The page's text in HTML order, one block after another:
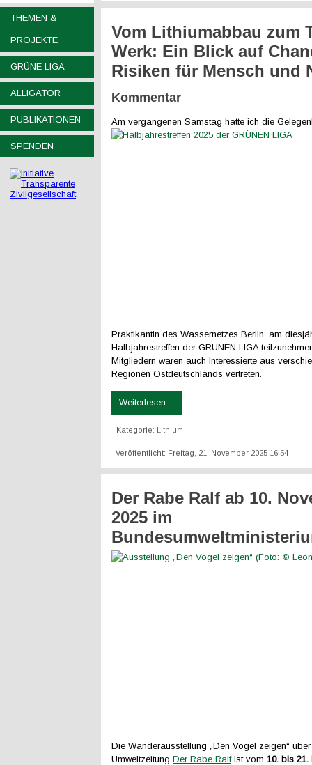
THEMEN &
PROJEKTE
GRÜNE LIGA
ALLIGATOR
PUBLIKATIONEN
SPENDEN
Vom Lithiumabbau zum
Werk: Ein Blick auf
Risiken für Mensch und
Kommentar
Am vergangenen Samstag hatte ich die
Praktikantin des Wassernetzes Berlin, am
Halbjahrestreffen der GRÜNEN LIGA
Mitgliedern waren auch Interessierte aus
Regionen Ostdeutschlands vertreten.
Weiterlesen ...
Kategorie: Lithium
Veröffentlicht: Freitag, 21. November 2025 16:54
Der Rabe Ralf ab 10.
2025 im
Die Wanderausstellung „Den Vogel zeigen“
Umweltzeitung Der Rabe Ralfist vom 10. bis 21.